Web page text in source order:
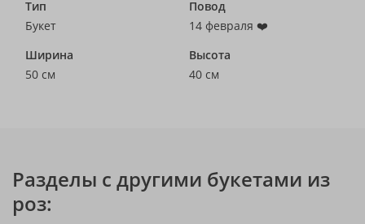
Тип
Букет
Повод
14 февраля ❤️
Ширина
50 см
Высота
40 см
Разделы с другими букетами из
роз: